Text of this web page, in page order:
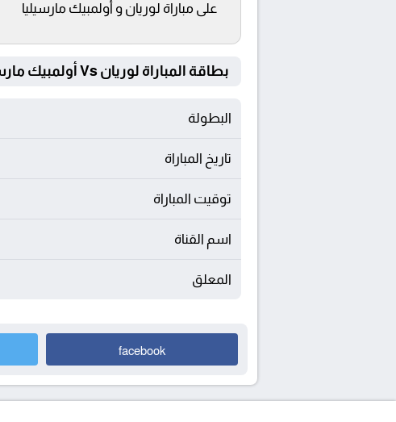
على مباراة لوريان و أولمبيك مارسيليا
بطاقة المباراة لوريان Vs أولمبيك مارسيليا
البطولة
تاريخ المباراة
توقيت المباراة
اسم القناة
المعلق
facebook